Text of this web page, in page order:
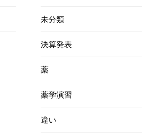
未分類
決算発表
薬
薬学演習
違い